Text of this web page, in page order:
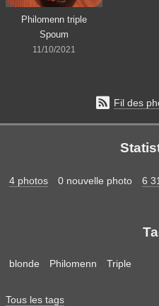
Philomenn triple
Spoum
11/10/2021
 Fil des
4 photos 0 nouvelle photo 6
blonde Philomenn Triple
Tous les tags